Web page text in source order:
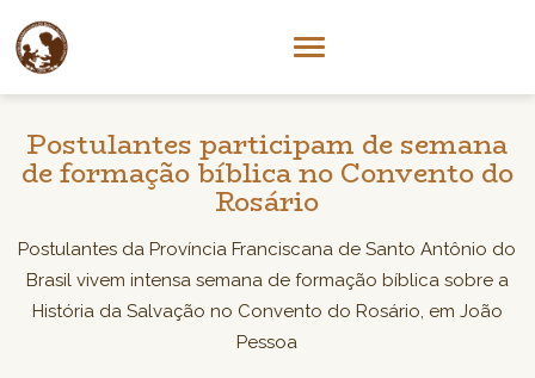
Postulantes participam de semana
de formação bíblica no Convento do
Rosário
Postulantes da Província Franciscana de Santo Antônio do
Brasil vivem intensa semana de formação bíblica sobre a
História da Salvação no Convento do Rosário, em João
Pessoa